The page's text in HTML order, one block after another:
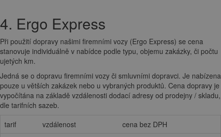
4. Ergo Express
Při použití dopravy našimi firemními vozy (Ergo Express) se cena
stanovuje individuálně v nabídce podle typu, objemu zakázky, či počtu
ujetých km.
Jedná se o dopravu firemními vozy či smluvními dopravci. Je nabízena
pouze u větších zakázek nebo u vybraných produktů. Cena dopravy je
vypočítána na základě vzdálenosti dodací adresy od prodejny / skladu,
dle tarifních sazeb.
tarif
vzdálenost
cena bez DPH